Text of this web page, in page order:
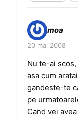
moa
20 mai 2008
Nu te-ai
asa cum
gandeste-te
pe
Cand vei